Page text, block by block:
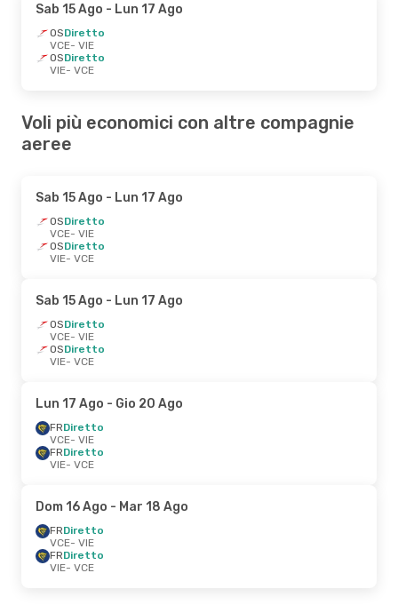
Sab 15 Ago - Lun 17 Ago
OSDiretto
VCE- VIE
OSDiretto
VIE- VCE
Voli più economici con altre compagnie
aeree
Sab 15 Ago - Lun 17 Ago
OSDiretto
VCE- VIE
OSDiretto
VIE- VCE
Sab 15 Ago - Lun 17 Ago
OSDiretto
VCE- VIE
OSDiretto
VIE- VCE
Lun 17 Ago - Gio 20 Ago
FRDiretto
VCE- VIE
FRDiretto
VIE- VCE
Dom 16 Ago - Mar 18 Ago
FRDiretto
VCE- VIE
FRDiretto
VIE- VCE